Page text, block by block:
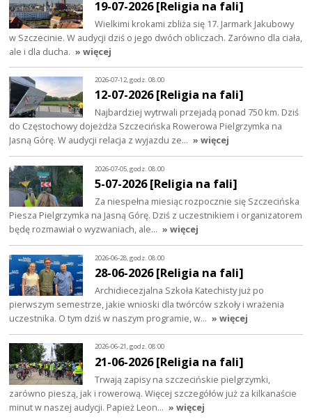
19-07-2026 [Religia na fali]
Wielkimi krokami zbliża się 17. Jarmark Jakubowy
w Szczecinie. W audycji dziś o jego dwóch obliczach. Zarówno dla ciała,
ale i dla ducha. » więcej
2026-07-12, godz. 08:00
12-07-2026 [Religia na fali]
Najbardziej wytrwali przejadą ponad 750 km. Dziś
do Częstochowy dojeżdża Szczecińska Rowerowa Pielgrzymka na
Jasną Górę. W audycji relacja z wyjazdu ze… » więcej
2026-07-05, godz. 08:00
5-07-2026 [Religia na fali]
Za niespełna miesiąc rozpocznie się Szczecińska
Piesza Pielgrzymka na Jasną Górę. Dziś z uczestnikiem i organizatorem
będę rozmawiał o wyzwaniach, ale… » więcej
2026-06-28, godz. 08:00
28-06-2026 [Religia na fali]
Archidiecezjalna Szkoła Katechisty już po
pierwszym semestrze, jakie wnioski dla twórców szkoły i wrażenia
uczestnika. O tym dziś w naszym programie, w… » więcej
2026-06-21, godz. 08:00
21-06-2026 [Religia na fali]
Trwają zapisy na szczecińskie pielgrzymki,
zarówno pieszą, jak i rowerową. Więcej szczegółów już za kilkanaście
minut w naszej audycji. Papież Leon… » więcej